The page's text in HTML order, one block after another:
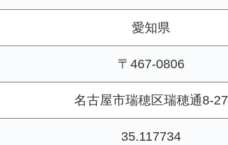
愛知県
〒467-0806
名古屋市瑞穂区瑞穂通8-27
35.117734